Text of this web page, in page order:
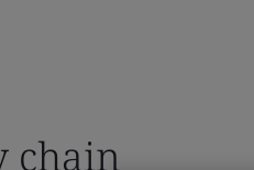
chain